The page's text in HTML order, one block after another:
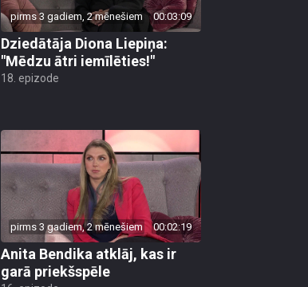
pirms 3 gadiem, 2 mēnešiem 00:03:09
Dziedātāja Diona Liepiņa:
"Mēdzu ātri iemīlēties!"
18. epizode
pirms 3 gadiem, 2 mēnešiem 00:02:19
Anita Bendika atklāj, kas ir
garā priekšspēle